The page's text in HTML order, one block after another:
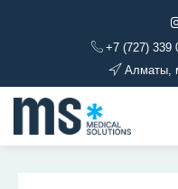
+7 (727) 339
Алматы,